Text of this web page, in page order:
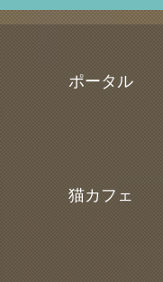
ポータル
猫カフェ